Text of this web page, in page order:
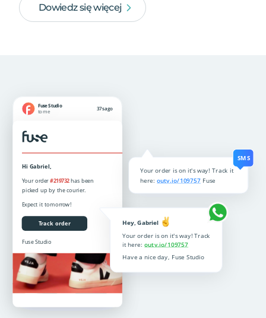
Dowiedz się więcej